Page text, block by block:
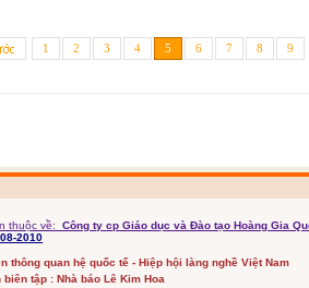
1 2 3 4 5 6 7 8 9
thuộc về:
Công ty cp Giáo dục và Đào tạo Hoàng Gia
2010
thông quan hệ quốc tế - Hiệp hội làng nghề Việt Nam
biên tập : Nhà báo Lê Kim Hoa